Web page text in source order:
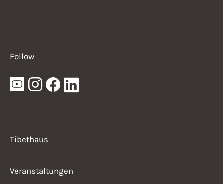
Follow
Tibethaus
Veranstaltungen